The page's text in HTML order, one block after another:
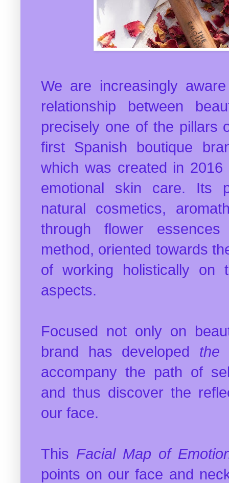
We are increasingly
relationship between
precisely one of the pillars
first Spanish boutique
which was created in
emotional skin care. Its
natural cosmetics,
through flower
method, oriented towards
of working holistically on
aspects.
Focused not only on
brand has developed the
accompany the path of
and thus discover the
our face.
This Facial Map of
points on our face and